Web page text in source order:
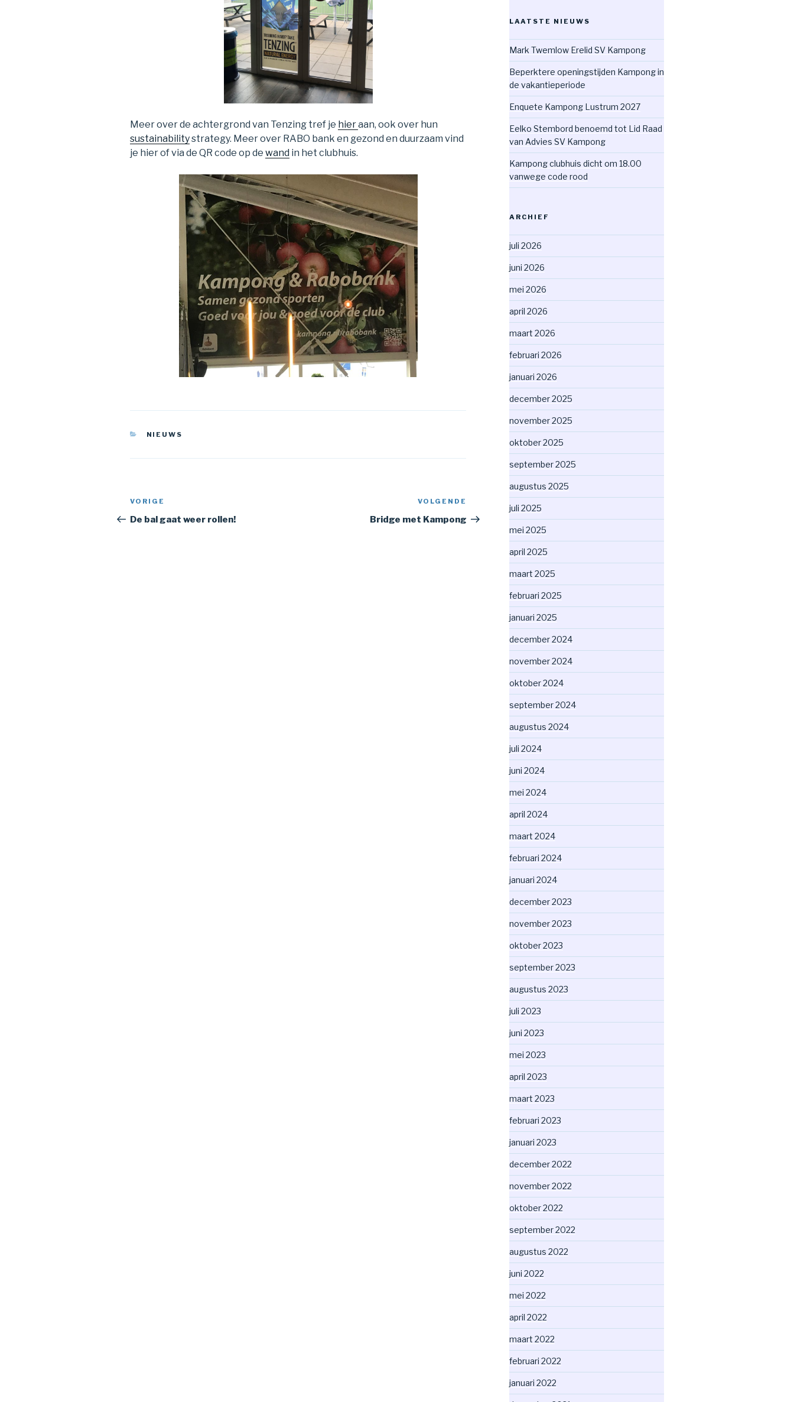
Meer over de achtergrond van Tenzing tref je hieraan, ook over hun
sustainabilitystrategy. Meer over RABO bank en gezond en duurzaam vind
je hier of via de QR code op de wand in het clubhuis.
CATEGORIEËN
NIEUWS
Bericht
navigatie
Vorig
bericht
VORIGE
De bal gaat weer rollen!
bericht
VOLGENDE
Bridge met Kampong
LAATSTE NIEUWS
Mark Twemlow Erelid SV Kampong
Beperktere openingstijden Kampong in
de vakantieperiode
Enquete Kampong Lustrum 2027
Eelko Stembord benoemd tot Lid Raad
van Advies SV Kampong
Kampong clubhuis dicht om 18.00
vanwege code rood
ARCHIEF
juli 2026
juni 2026
mei 2026
april 2026
maart 2026
februari 2026
januari 2026
december 2025
november 2025
oktober 2025
september 2025
augustus 2025
juli 2025
mei 2025
april 2025
maart 2025
februari 2025
januari 2025
december 2024
november 2024
oktober 2024
september 2024
augustus 2024
juli 2024
juni 2024
mei 2024
april 2024
maart 2024
februari 2024
januari 2024
december 2023
november 2023
oktober 2023
september 2023
augustus 2023
juli 2023
juni 2023
mei 2023
april 2023
maart 2023
februari 2023
januari 2023
december 2022
november 2022
oktober 2022
september 2022
augustus 2022
juni 2022
mei 2022
april 2022
maart 2022
februari 2022
januari 2022